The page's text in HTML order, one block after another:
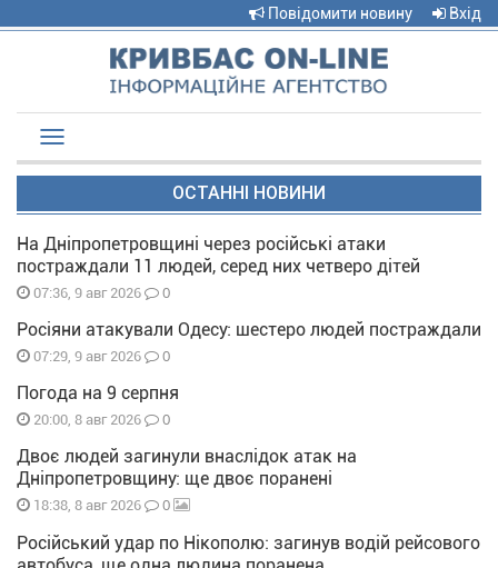
Повідомити новину Вхід
navigation
ОСТАННІ НОВИНИ
На Дніпропетровщині через російські атаки
постраждали 11 людей, серед них четверо дітей
07:36, 9 авг 2026 0
Росіяни атакували Одесу: шестеро людей постраждали
07:29, 9 авг 2026 0
Погода на 9 серпня
20:00, 8 авг 2026 0
Двоє людей загинули внаслідок атак на
Дніпропетровщину: ще двоє поранені
18:38, 8 авг 2026 0
Російський удар по Нікополю: загинув водій рейсового